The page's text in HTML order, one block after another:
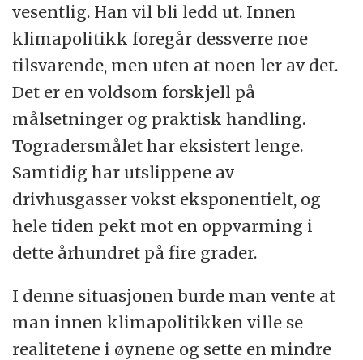
vesentlig. Han vil bli ledd ut. Innen
klimapolitikk foregår dessverre noe
tilsvarende, men uten at noen ler av det.
Det er en voldsom forskjell på
målsetninger og praktisk handling.
Togradersmålet har eksistert lenge.
Samtidig har utslippene av
drivhusgasser vokst eksponentielt, og
hele tiden pekt mot en oppvarming i
dette århundret på fire grader.
I denne situasjonen burde man vente at
man innen klimapolitikken ville se
realitetene i øynene og sette en mindre